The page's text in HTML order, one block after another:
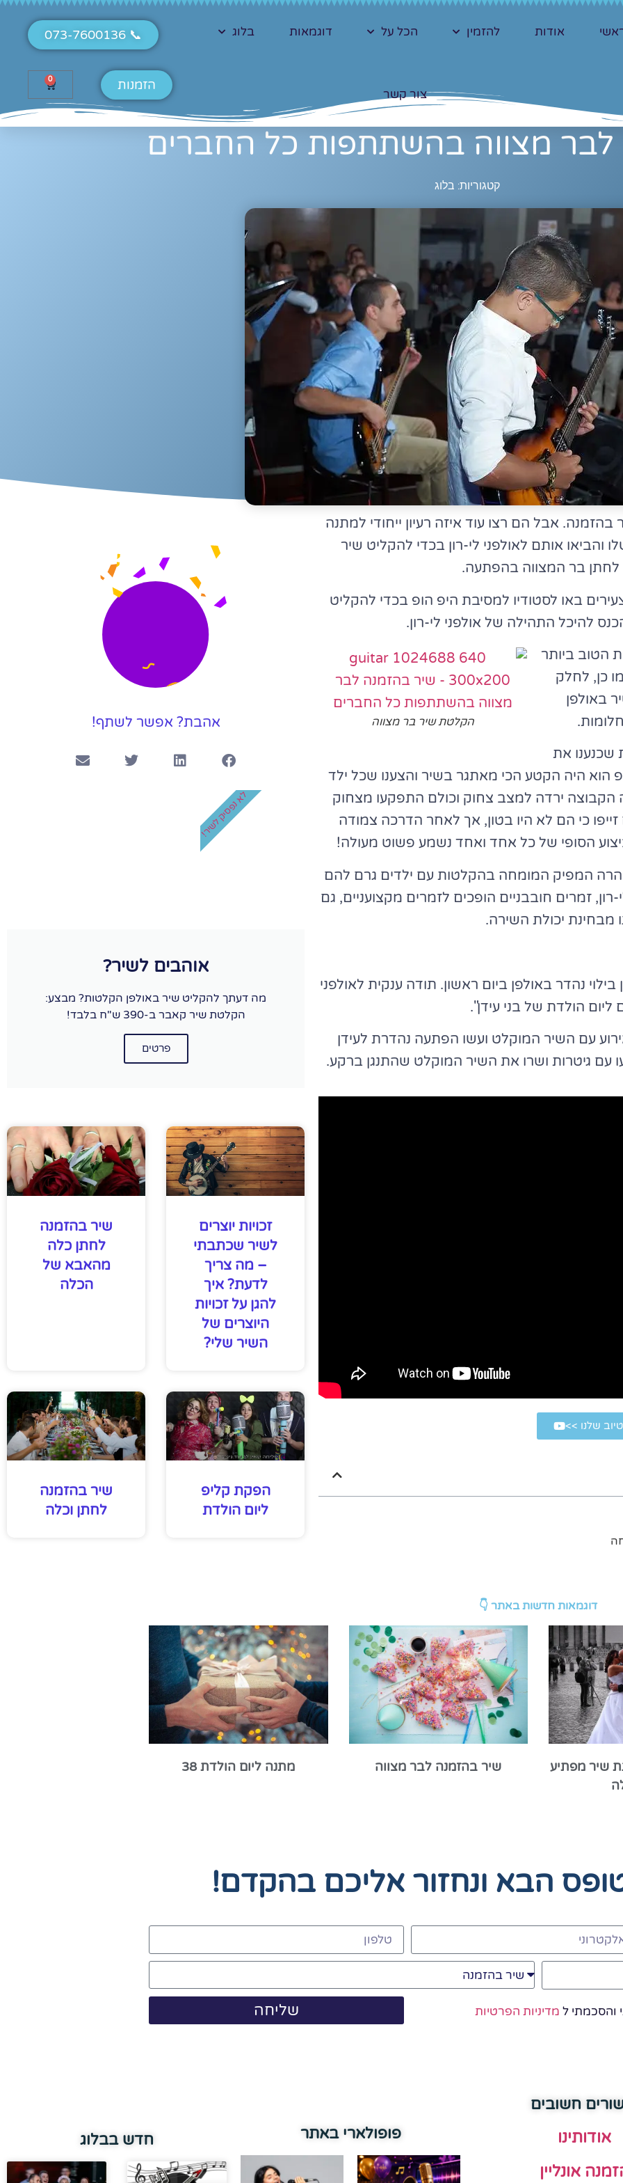
אודות להזמין הכל על דוגמאות בלוג
צור קשר
📞 073-7600136
הזמנות 0
לבר מצווה בהשתתפות כל החברים
קטגוריות: בלוג
אבל הם רצו עוד איזה רעיון ייחודי למתנה
אותם לאולפני לי-רון בכדי להקליט שיר
לחתן בר המצווה בהפתעה.
באו לסטודיו למסיבת היפ הופ בכדי להקליט
להיכל התהילה של אולפני לי-רון.
הקלטת שיר בר מצווה
הטוב ביותר
כן, לחלק
באולפן
שכנענו את
היה הקטע הכי מאתגר בשיר והצענו שכל ילד
ירדה למצב צחוק וכולם התפקעו מצחוק
כי הם לא היו בטון, אך לאחר הדרכה צמודה
הסופי של כל אחד ואחד נשמע פשוט מעולה!
המפיק המומחה בהקלטות עם ילדים גרם להם
זמרים חובבניים הופכים לזמרים מקצועניים, גם
מבחינת יכולת השירה.
נהדר באולפן ביום ראשון. תודה ענקית לאולפני
הולדת של בני עידן".
עם השיר המוקלט ועשו הפתעה נהדרת לעידן
עם גיטרות ושרו את השיר המוקלט שהתנגן ברקע.
שלנו >>
היוצרים של השיר שלי?
אהבת? אפשר לשתף!
אוהבים לשיר?
מה דעתך להקליט שיר באולפן הקלטות? מבצע:
הקלטת שיר קאבר ב-390 ש"ח בלבד!
פרטים
לא נפסיק לשיר!
זכויות יוצרים
לשיר שכתבתי
– מה צריך
לדעת? איך
להגן על זכויות
היוצרים של
השיר שלי?
שיר בהזמנה
לחתן כלה
מהאבא של
הכלה
הפקת קליפ
ליום הולדת
שיר בהזמנה
לחתן וכלה
דוגמאות חדשות באתר 👇
שיר מפתיע
שיר בהזמנה לבר מצווה מתנה ליום הולדת 38
הבא ונחזור אליכם בהקדם!
והסכמתי ל מדיניות הפרטיות שליחה
חשובים
אודותינו
אונליין
פופולארי באתר חדש בבלוג